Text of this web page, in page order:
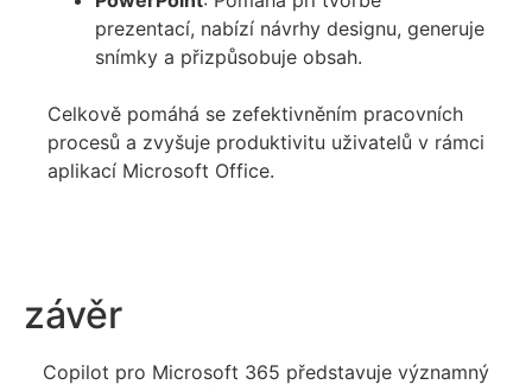
prezentací, nabízí návrhy designu, generuje
snímky a přizpůsobuje obsah.
Celkově pomáhá se zefektivněním pracovních
procesů a zvyšuje produktivitu uživatelů v rámci
aplikací Microsoft Office.
závěr
Copilot pro Microsoft 365 představuje významný